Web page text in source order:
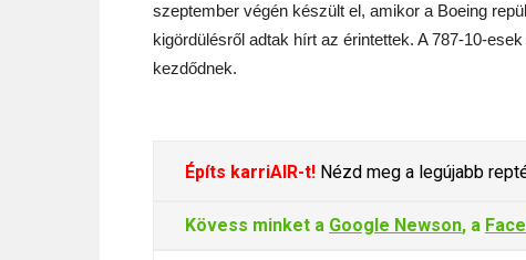
szeptember végén készült el, amikor a Boeing
kigördülésről adtak hírt az érintettek. A 787-10-
kezdődnek.
Építs karriAIR-t! Nézd meg a legújabb
Kövess minket a Google Newson, a